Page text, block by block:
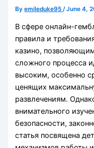
Byemileduke95/June 4,
В сфере онлайн-
правила и
казино,
сложного процесса
высоким, особенно
ценящих
развлечениям.
внимательного
безопасности,
статья посвящена